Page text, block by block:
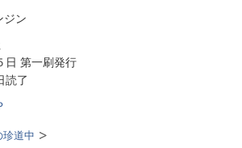
ジン
日 第一刷発行
読了
珍道中